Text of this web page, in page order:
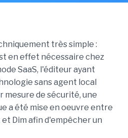
très simple :
en effet nécessaire chez
SaaS, l'éditeur ayant
sans agent local
mesure de sécurité, une
a été mise en oeuvre entre
Dim afin d'empêcher un